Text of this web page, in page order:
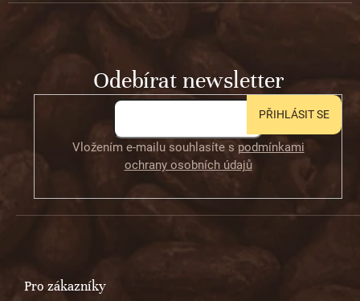
Odebírat newsletter
Vložením e-mailu souhlasíte s podmínkami
ochrany osobních údajů
PŘIHLÁSIT SE
Pro zákazníky